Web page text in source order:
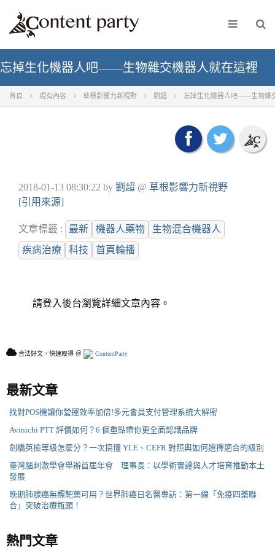
忘掉生化機器人吧——生物雜交機器人就在這裡
首頁 現有內容 草根影響力新視野 劉超 忘掉生化機器人吧——生物雜
2018-01-13 08:30:22 by 劉超 @ 草根影響力新視野
[引用來源]
文章標籤 : 最新 機器人藥物
生物混合機器人
疾病治療
科技 首頁輪播
請登入後台瀏覽詳細文章內容。
合法好文，快速取得 ＠ ContentParty
最新文章
找對POS機讓你營運效率加倍!多元會員支付管理系統大解密
Avinichi PTT 評價如何？6 個重點帶你更全面認識品牌
劍橋英檢等級怎麼分？一次搞懂 YLE、CEFR 對照與如何選擇適合的級別
臺灣腦刺激學會舉辦首屆年會 理事長：以學術實證與人才培育推動本土
發展
晚期肺腺癌無標靶藥可用？世界肺癌日名醫專訪：第一線「免疫四藥聯
合」突破治療瓶頸！
熱門文章